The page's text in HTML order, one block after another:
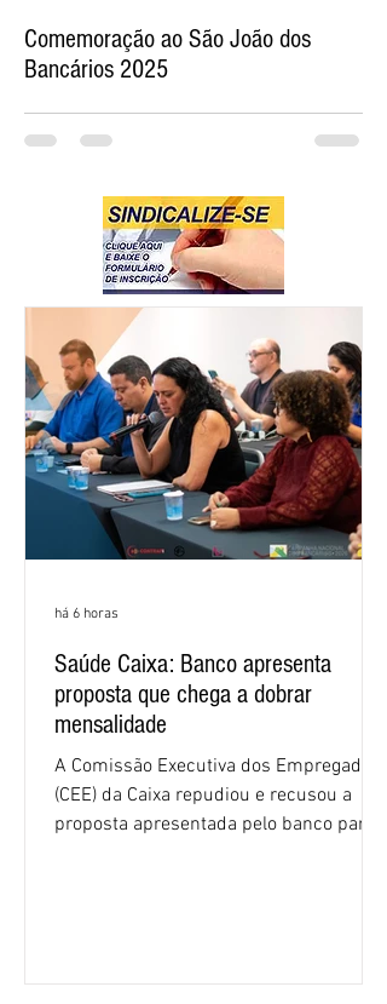
Comemoração ao São João dos
Bancários 2025
Saúde Caixa: Banco apresenta
proposta que chega a dobrar
mensalidade
A Comissão Executiva dos Empregados
(CEE) da Caixa repudiou e recusou a
proposta apresentada pelo banco para o
há 6 horas